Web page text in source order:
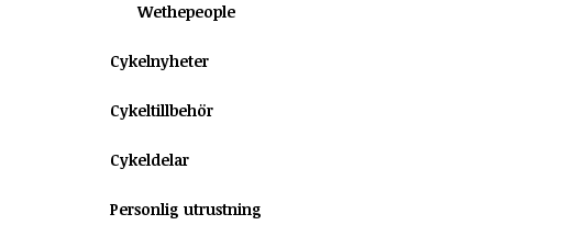
Wethepeople
Cykelnyheter
Cykeltillbehör
Cykeldelar
Personlig utrustning